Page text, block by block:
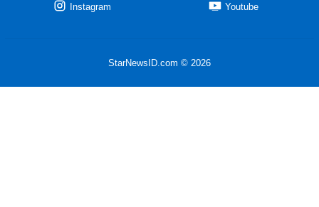
Instagram
Youtube
StarNewsID.com © 2026